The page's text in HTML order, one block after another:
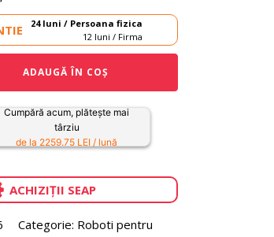
24 luni / Persoana fizica
12 luni / Firma
ADAUGĂ ÎN COȘ
Cumpără acum, plătește mai
târziu
de la 2259.75 LEI / lună
ACHIZIȚII SEAP
Categorie: Roboti pentru